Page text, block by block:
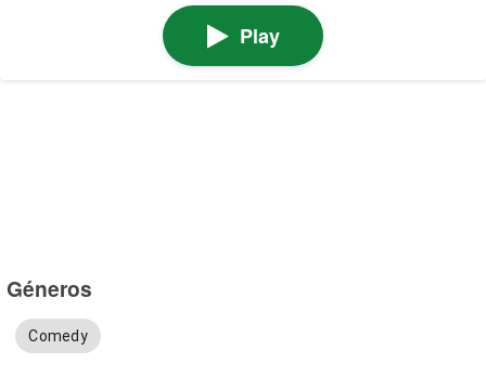
Play
Géneros
Comedy